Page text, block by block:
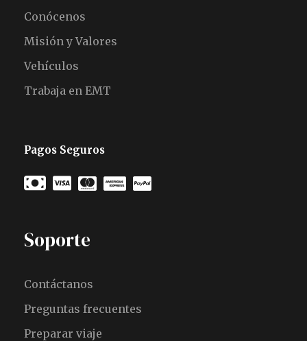
Conócenos
Misión y Valores
Vehículos
Trabaja en EMT
Pagos Seguros
Soporte
Contáctanos
Preguntas frecuentes
Preparar viaje